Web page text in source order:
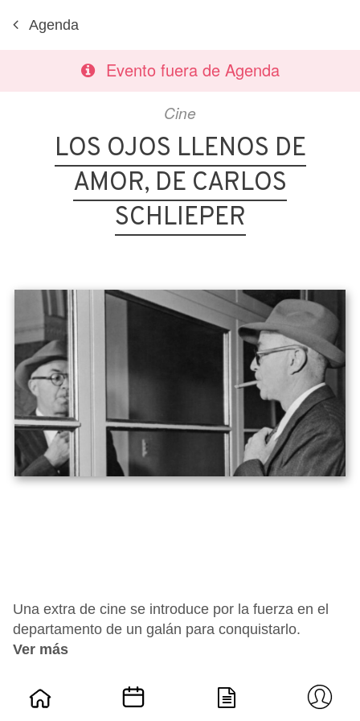
Agenda
Evento fuera de Agenda
Cine
LOS OJOS LLENOS DE
AMOR, DE CARLOS
SCHLIEPER
Una extra de cine se introduce por la fuerza en el
departamento de un galán para conquistarlo.
Ver más